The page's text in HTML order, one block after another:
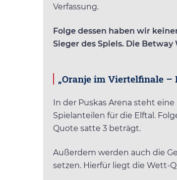
Verfassung.
Folge dessen haben wir
Sieger des Spiels. Die
„Oranje im Viertelfinale –
In der Puskas Arena steht
Spielanteilen für die Elftal.
Quote satte 3 beträgt.
Außerdem werden auch die
setzen. Hierfür liegt die Wett-